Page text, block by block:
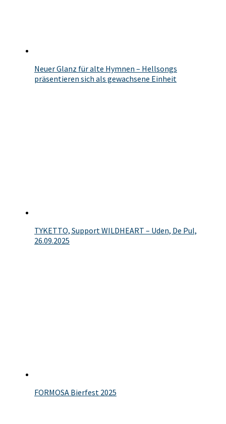
Neuer Glanz für alte Hymnen – Hellsongs
präsentieren sich als gewachsene Einheit
TYKETTO, Support WILDHEART – Uden, De Pul,
26.09.2025
FORMOSA Bierfest 2025